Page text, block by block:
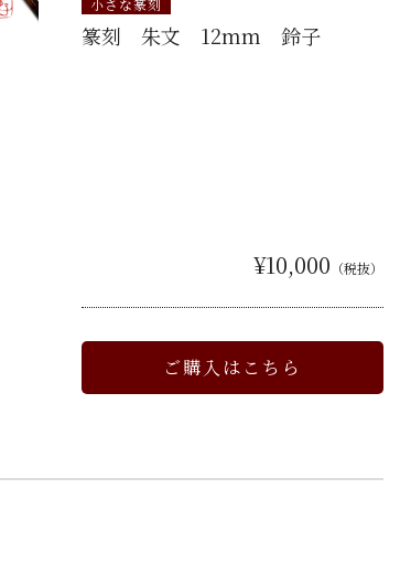
小さな篆刻
篆刻 朱文 12mm 鈴子
¥10,000 （税抜）
ご購入はこちら